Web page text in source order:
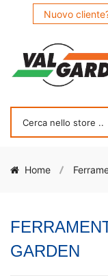
Nuovo
Home
GARDEN